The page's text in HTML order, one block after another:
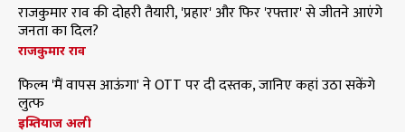
राजकुमार राव की दोहरी तैयारी, 'प्रहार' और फिर 'रफ्तार' से जीतने आएंगे
जनता का दिल?
राजकुमार राव
फिल्म 'मैं वापस आऊंगा' ने OTT पर दी दस्तक, जानिए कहां उठा सकेंगे
लुत्फ
इम्तियाज अली